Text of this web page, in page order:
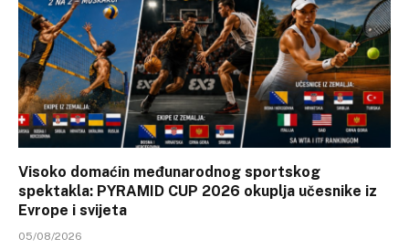
Visoko domaćin međunarodnog sportskog
spektakla: PYRAMID CUP 2026 okuplja učesnike iz
Evrope i svijeta
05/08/2026